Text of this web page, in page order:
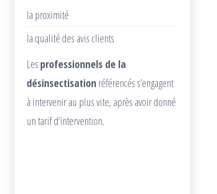
la proximité
la qualité des avis clients
Les professionnels de la
désinsectisation référencés s’engagent
à intervenir au plus vite, après avoir donné
un tarif d’intervention.